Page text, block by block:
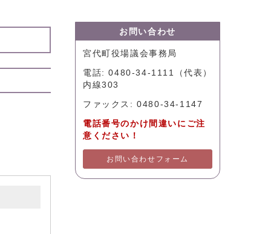
お問い合わせ
宮代町役場議会事務局
電話: 0480-34-1111（代表）
内線303
ファックス: 0480-34-1147
電話番号のかけ間違いにご注
意ください！
お問い合わせフォーム